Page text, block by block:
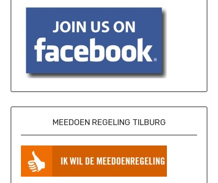
MEEDOEN REGELING TILBURG